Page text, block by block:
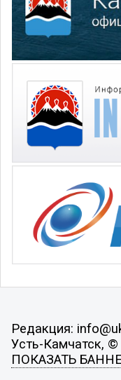
Редакция:
Усть-Камчатск, ©
ПОКАЗАТЬ